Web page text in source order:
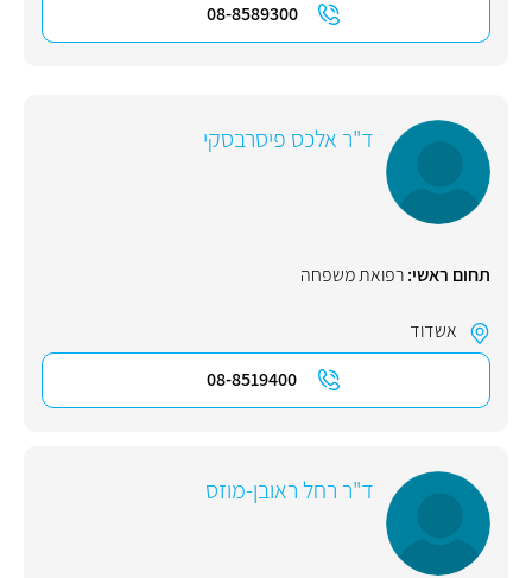
08-8589300
ד"ר אלכס פיסרבסקי
תחום ראשי:רפואת משפחה
אשדוד
08-8519400
ד"ר רחל ראובן-מוזס